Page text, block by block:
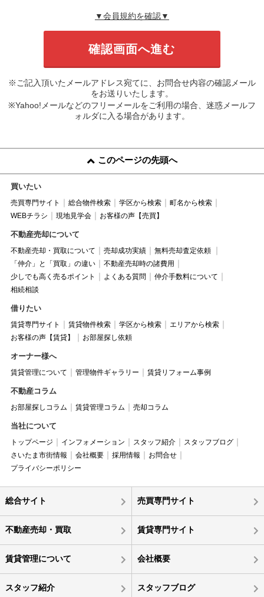
▼会員規約を確認▼
※ご記入頂いたメールアドレス宛てに、お問合せ内容の確認メール
をお送りいたします。
※Yahoo!メールなどのフリーメールをご利用の場合、迷惑メールフ
ォルダに入る場合があります。
このページの先頭へ
買いたい
売買専門サイト 総合物件検索 学区から検索
町名から検索
WEBチラシ
現地見学会 お客様の声【売買】
不動産売却について
不動産売却・買取について 売却成功実績
無料売却査定依頼
「仲介」と「買取」の違い
不動産売却時の諸費用
少しでも高く売るポイント
よくある質問
仲介手数料について
相続相談
借りたい
賃貸専門サイト 賃貸物件検索 学区から検索
エリアから検索
お客様の声【賃貸】
お部屋探し依頼
オーナー様へ
賃貸管理について 管理物件ギャラリー 賃貸リフォーム事例
不動産コラム
お部屋探しコラム 賃貸管理コラム 売却コラム
当社について
トップページ インフォメーション スタッフ紹介
スタッフブログ
さいたま市街情報
会社概要 採用情報
お問合せ
プライバシーポリシー
総合サイト 売買専門サイト
不動産売却・買取 賃貸専門サイト
賃貸管理について 会社概要
スタッフ紹介 スタッフブログ